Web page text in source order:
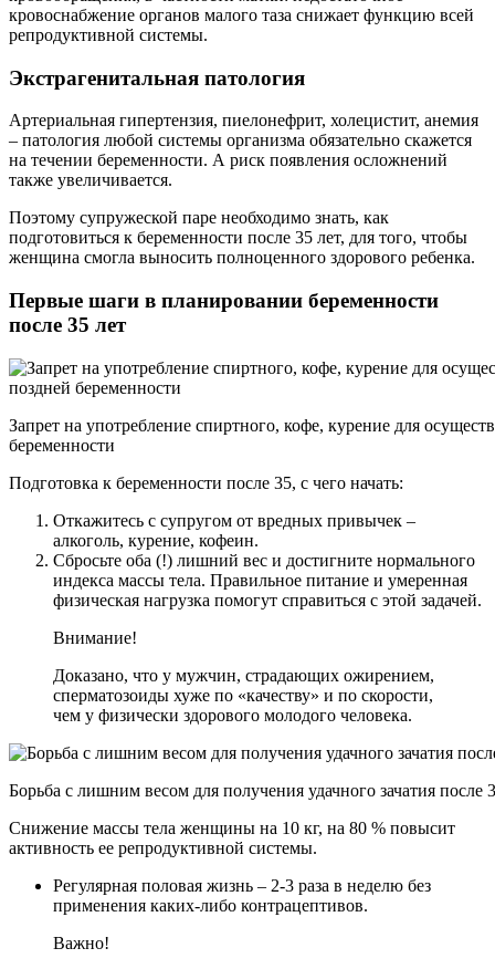
кровоснабжение органов малого таза снижает функцию всей
репродуктивной системы.
Экстрагенитальная патология
Артериальная гипертензия, пиелонефрит, холецистит, анемия
– патология любой системы организма обязательно скажется
на течении беременности. А риск появления осложнений
также увеличивается.
Поэтому супружеской паре необходимо знать, как
подготовиться к беременности после 35 лет, для того, чтобы
женщина смогла выносить полноценного здорового ребенка.
Первые шаги в планировании беременности
после 35 лет
Запрет на употребление спиртного, кофе, курение для
беременности
Подготовка к беременности после 35, с чего начать:
Откажитесь с супругом от вредных привычек –
алкоголь, курение, кофеин.
Сбросьте оба (!) лишний вес и достигните нормального
индекса массы тела. Правильное питание и умеренная
физическая нагрузка помогут справиться с этой задачей.
Внимание!
Доказано, что у мужчин, страдающих ожирением,
сперматозоиды хуже по «качеству» и по скорости,
чем у физически здорового молодого человека.
Борьба с лишним весом для получения удачного зачатия после
Снижение массы тела женщины на 10 кг, на 80 % повысит
активность ее репродуктивной системы.
Регулярная половая жизнь – 2-3 раза в неделю без
применения каких-либо контрацептивов.
Важно!